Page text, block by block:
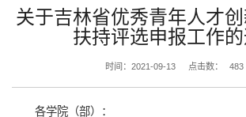
关于吉林省优秀青年人才
扶持评选申报工作的
时间：2021-09-13 点击数： 483
各学院（部）：